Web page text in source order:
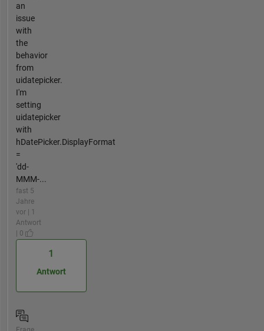
an
issue
with
the
behavior
from
uidatepicker.
I'm
setting
uidatepicker
with
hDatePicker.DisplayFormat
=
'dd-
MMM-...
fast 5
Jahre
vor | 1
Antwort
| 0
1
Antwort